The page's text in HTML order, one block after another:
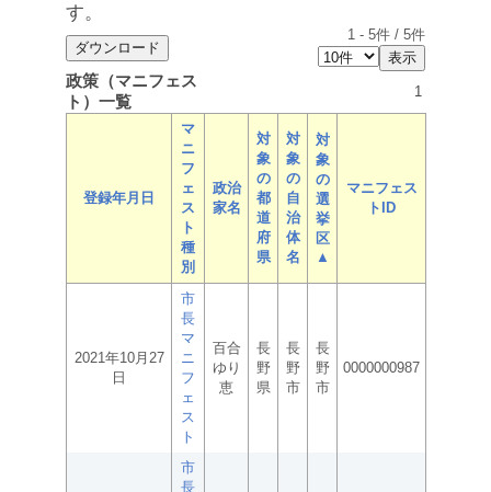
す。
1 - 5件 / 5件
政策（マニフェス
ト）一覧
1
登録年月日
マ
ニ
フ
ェ
ス
ト
種
別
政治
家名
対
象
の
都
道
府
県
対
象
の
自
治
体
名
対
象
の
選
挙
区
▲
マニフェス
トID
2021年10月27
日
市
長
マ
ニ
フ
ェ
ス
ト
百合
ゆり
恵
長
野
県
長
野
市
長
野
市
0000000987
市
長